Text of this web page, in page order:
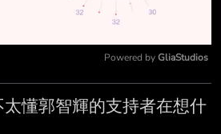
Powered by GliaStudios
懂郭智輝的支持者在想什